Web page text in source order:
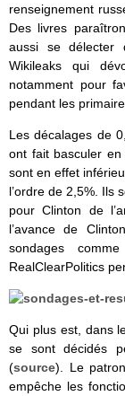
renseignement
Des livres
aussi se délecter
Wikileaks qui
notamment pour
pendant les
Les décalages de
ont fait basculer
sont en effet
l’ordre de 2,5%. Ils
pour Clinton de
l’avance de
sondages
RealClearPolitics
Qui plus est, dans
se sont décidés
(source). Le
empêche les